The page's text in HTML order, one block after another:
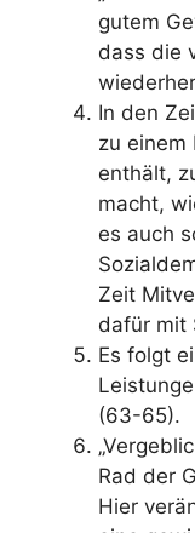
gutem
dass die
In den
zu einem
enthält,
macht,
es auch
Zeit
dafür mit
Es folgt
(63-65).
Rad der
Hier